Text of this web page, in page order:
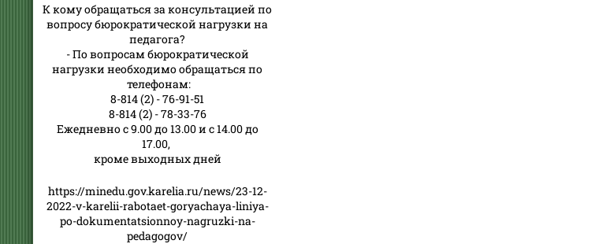
К кому обращаться за консультацией по
вопросу бюрократической нагрузки на
педагога?
- По вопросам бюрократической
нагрузки необходимо обращаться по
телефонам:
8-814 (2) - 76-91-51
8-814 (2) - 78-33-76
Ежедневно с 9.00 до 13.00 и с 14.00 до
17.00,
кроме выходных дней
https://minedu.gov.karelia.ru/news/23-12-
2022-v-karelii-rabotaet-goryachaya-liniya-
po-dokumentatsionnoy-nagruzki-na-
pedagogov/